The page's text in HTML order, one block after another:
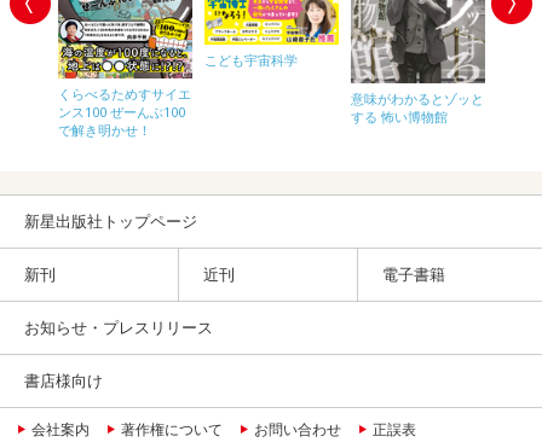
くらべるためすサイエ
ンス100 ぜーんぶ100
で解き明かせ！
こども宇宙科学
意味がわかるとゾッと
する 怖い博物館
新星出版社トップページ
新刊 近刊 電子書籍
お知らせ・プレスリリース
書店様向け
会社案内 著作権について お問い合わせ 正誤表